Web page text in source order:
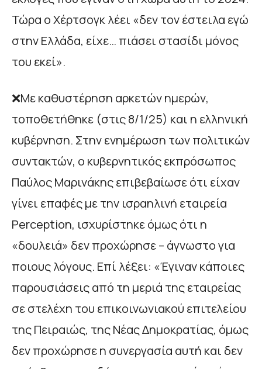
Τώρα ο Χέρτσογκ λέει «δεν τον έστειλα εγώ
στην Ελλάδα, είχε… πιάσει στασίδι μόνος
του εκεί».
❌Με καθυστέρηση αρκετών ημερών,
τοποθετήθηκε (στις 8/1/25) και η ελληνική
κυβέρνηση. Στην ενημέρωση των πολιτικών
συντακτών, ο κυβερνητικός εκπρόσωπος
Παύλος Μαρινάκης επιβεβαίωσε ότι είχαν
γίνει επαφές με την ισραηλινή εταιρεία
Perception, ισχυρίστηκε όμως ότι η
«δουλειά» δεν προχώρησε – άγνωστο για
ποιους λόγους. Επί λέξει: «Έγιναν κάποιες
παρουσιάσεις από τη μεριά της εταιρείας
σε στελέχη του επικοινωνιακού επιτελείου
της Πειραιώς, της Νέας Δημοκρατίας, όμως
δεν προχώρησε η συνεργασία αυτή και δεν